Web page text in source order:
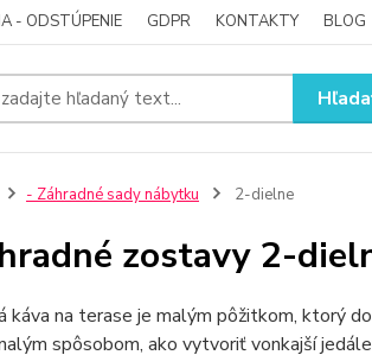
- ODSTÚPENIE GDPR KONTAKTY BLOG
- Záhradné sady nábytku 2-dielne
zostavy 2-
káva na terase je malým pôžitkom, ktorý
spôsobom, ako vytvoriť vonkajší